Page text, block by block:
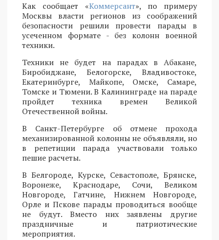
Как сообщает «Коммерсант», по примеру
Москвы власти регионов из соображений
безопасности решили провести парады в
усеченном формате - без колонн военной
техники.
Техники не будет на парадах в Абакане,
Биробиджане, Белогорске, Владивостоке,
Екатеринбурге, Майкопе, Омске, Самаре,
Томске и Тюмени. В Калининграде на параде
пройдет техника времен Великой
Отечественной войны.
В Санкт-Петербурге об отмене прохода
механизированной колонны не объявляли, но
в репетиции парада участвовали только
пешие расчеты.
В Белгороде, Курске, Севастополе, Брянске,
Воронеже, Краснодаре, Сочи, Великом
Новгороде, Гатчине, Нижнем Новгороде,
Орле и Пскове парады проводиться вообще
не будут. Вместо них заявлены другие
праздничные и патриотические
мероприятия.